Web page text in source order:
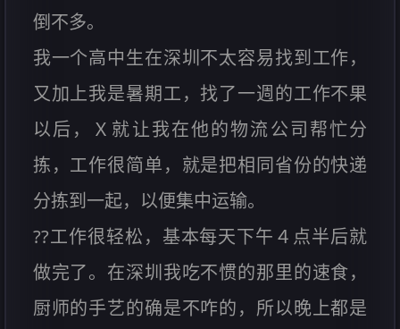
倒不多。
我一个高中生在深圳不太容易找到工作，
又加上我是暑期工，找了一週的工作不果
以后，Ｘ就让我在他的物流公司帮忙分
拣，工作很简单，就是把相同省份的快递
分拣到一起，以便集中运输。
??工作很轻松，基本每天下午４点半后就
做完了。在深圳我吃不惯的那里的速食，
厨师的手艺的确是不咋的，所以晚上都是